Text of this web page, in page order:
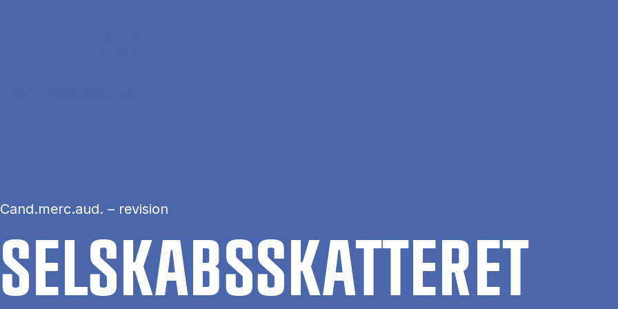
Cand.merc.aud. – revision
SEL­SKABS­SKAT­TE­RET